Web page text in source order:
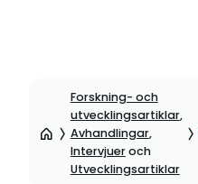
sidinnehåll
Forskning- och
utvecklingsartiklar,
Avhandlingar,
Intervjueroch
Utvecklingsartiklar